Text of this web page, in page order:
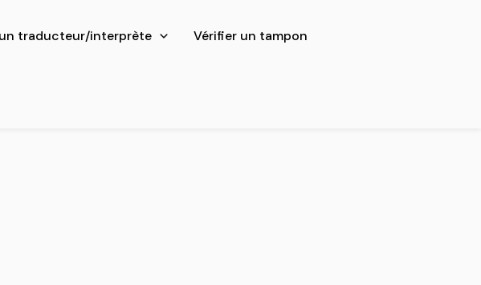
traducteur/interprète Vérifier un tampon